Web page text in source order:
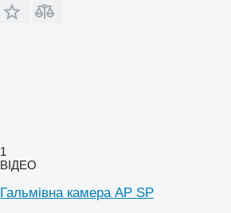
1
ВІДЕО
Гальмівна камера AP SP